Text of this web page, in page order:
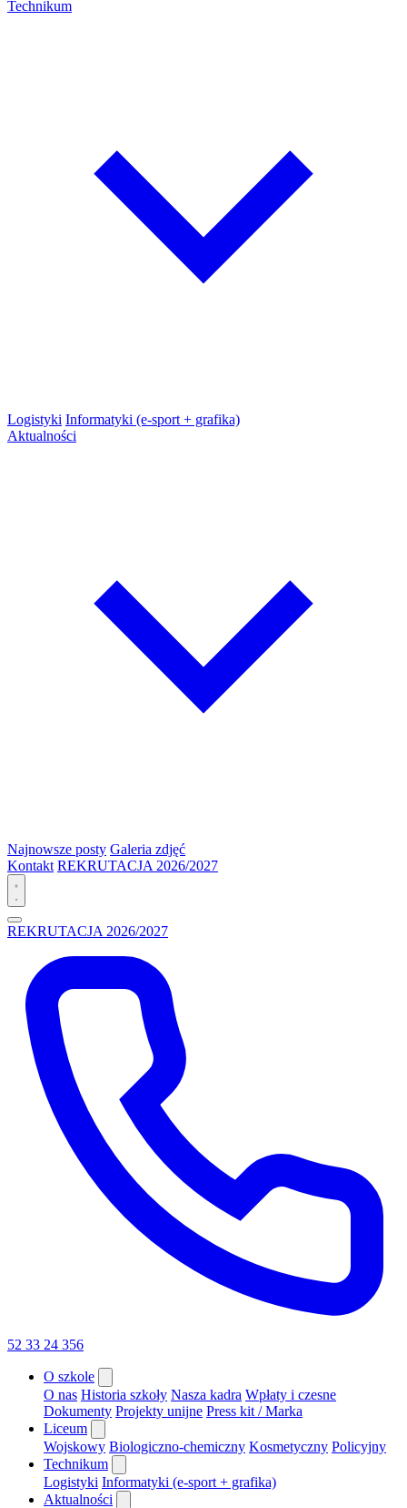
Technikum
Logistyki Informatyki (e-sport + grafika)
Aktualności
Najnowsze posty Galeria zdjęć
Kontakt REKRUTACJA 2026/2027
REKRUTACJA 2026/2027
52 33 24 356
O szkole
O nas Historia szkoły Nasza kadra Wpłaty i czesne
Dokumenty Projekty unijne Press kit / Marka
Liceum
Wojskowy Biologiczno-chemiczny Kosmetyczny Policyjny
Technikum
Logistyki Informatyki (e-sport + grafika)
Aktualności